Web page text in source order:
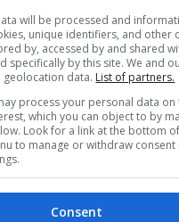
will be processed and
unique identifiers, and other
by, accessed by and shared
specifically by this site. We and
geolocation data. List of partners.
process your personal data on
which you can object to by
Look for a link at the bottom
to manage or withdraw consent
Consent